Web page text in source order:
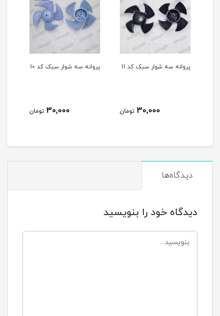
پروانه سه شوار سبک کد 11
30,000 تومان
پروانه سه شوار سبک کد 10
30,000 تومان
دیدگاه‌ها
دیدگاه خود را بنویسید